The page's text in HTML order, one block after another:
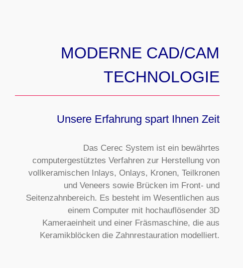
MODERNE CAD/CAM
TECHNOLOGIE
Unsere Erfahrung spart Ihnen Zeit
Das Cerec System ist ein bewährtes
computergestütztes Verfahren zur Herstellung von
vollkeramischen Inlays, Onlays, Kronen, Teilkronen
und Veneers sowie Brücken im Front- und
Seitenzahnbereich. Es besteht im Wesentlichen aus
einem Computer mit hochauflösender 3D
Kameraeinheit und einer Fräsmaschine, die aus
Keramikblöcken die Zahnrestauration modelliert.